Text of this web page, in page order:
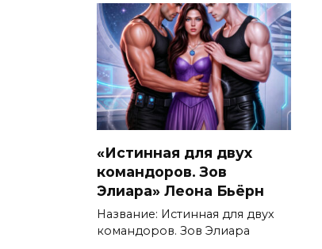
«Истинная для двух
командоров. Зов
Элиара» Леона Бьёрн
Название: Истинная для двух
командоров. Зов Элиара